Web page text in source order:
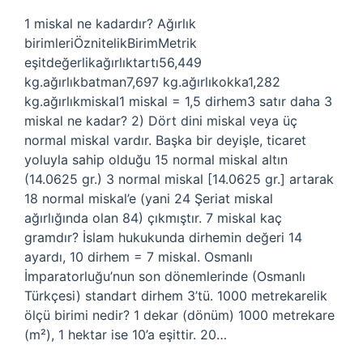
1 miskal ne kadardır? Ağırlık
birimleriÖznitelikBirimMetrik
eşitdeğerlikağırlıktartı56,449
kg.ağırlıkbatman7,697 kg.ağırlıkokka1,282
kg.ağırlıkmiskal1 miskal = 1,5 dirhem3 satır daha 3
miskal ne kadar? 2) Dört dini miskal veya üç
normal miskal vardır. Başka bir deyişle, ticaret
yoluyla sahip olduğu 15 normal miskal altın
(14.0625 gr.) 3 normal miskal [14.0625 gr.] artarak
18 normal miskal’e (yani 24 Şeriat miskal
ağırlığında olan 84) çıkmıştır. 7 miskal kaç
gramdır? İslam hukukunda dirhemin değeri 14
ayardı, 10 dirhem = 7 miskal. Osmanlı
İmparatorluğu’nun son dönemlerinde (Osmanlı
Türkçesi) standart dirhem 3’tü. 1000 metrekarelik
ölçü birimi nedir? 1 dekar (dönüm) 1000 metrekare
(m²), 1 hektar ise 10’a eşittir. 20…